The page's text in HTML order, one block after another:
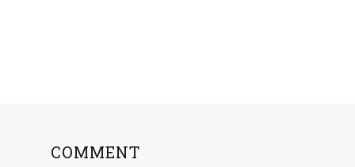
COMMENT